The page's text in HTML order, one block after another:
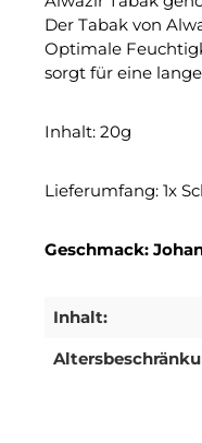
Der Tabak von
Optimale
sorgt für eine
Inhalt: 20g
Lieferumfang: 1x
Geschmack:
Inhalt: